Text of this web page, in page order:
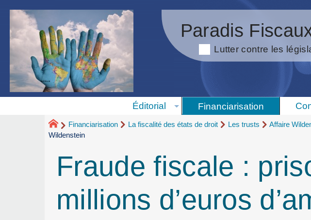
Paradis
Lutter contre les
Éditorial Financiarisation
Financiarisation La fiscalité des états de droit Les trusts Affaire
Wildenstein
Fraude fiscale :
millions d’euros